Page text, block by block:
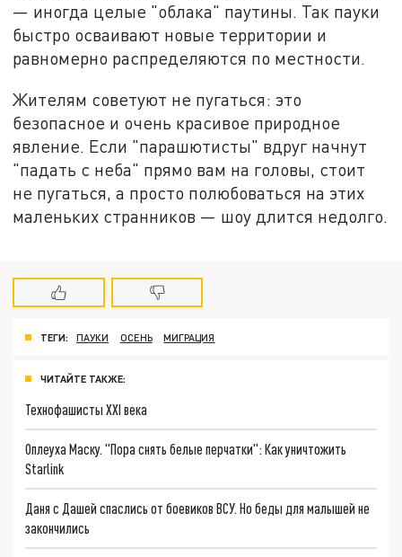
— иногда целые "облака" паутины. Так пауки
быстро осваивают новые территории и
равномерно распределяются по местности.
Жителям советуют не пугаться: это
безопасное и очень красивое природное
явление. Если "парашютисты" вдруг начнут
"падать с неба" прямо вам на головы, стоит
не пугаться, а просто полюбоваться на этих
маленьких странников — шоу длится недолго.
ТЕГИ: ПАУКИ ОСЕНЬ МИГРАЦИЯ
ЧИТАЙТЕ ТАКЖЕ:
Технофашисты XXI века
Оплеуха Маску. "Пора снять белые перчатки": Как уничтожить
Starlink
Даня с Дашей спаслись от боевиков ВСУ. Но беды для малышей не
закончились